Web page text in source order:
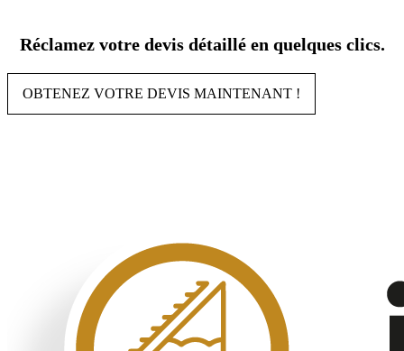
contenu
Réclamez votre devis détaillé en quelques clics.
OBTENEZ VOTRE DEVIS MAINTENANT !